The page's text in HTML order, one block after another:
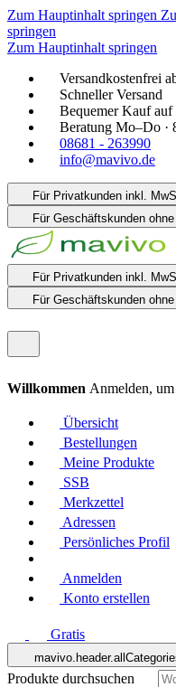
Zum Hauptinhalt springen
springen
Zum Hauptinhalt springen
Versandkostenfrei
Schneller Versand
Bequemer Kauf auf
Beratung Mo–Do ·
08681 - 263990
info@mavivo.de
Für Privatkunden inkl.
Für Geschäftskunden
Für Privatkunden inkl.
Für Geschäftskunden
Willkommen Anmelden,
Übersicht
Bestellungen
Meine Produkte
SSB
Merkzettel
Adressen
Persönliches Profil
Anmelden
Konto erstellen
Gratis
Produkte durchsuchen